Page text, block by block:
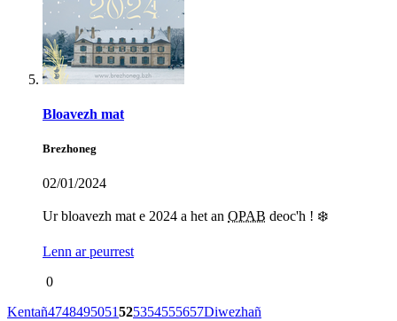
Bloavezh mat
Brezhoneg
02/01/2024
Ur bloavezh mat e 2024 a het an OPAB deoc'h ! ❄️
Lenn ar peurrest
0
Kentañ4748495051525354555657Diwezhañ